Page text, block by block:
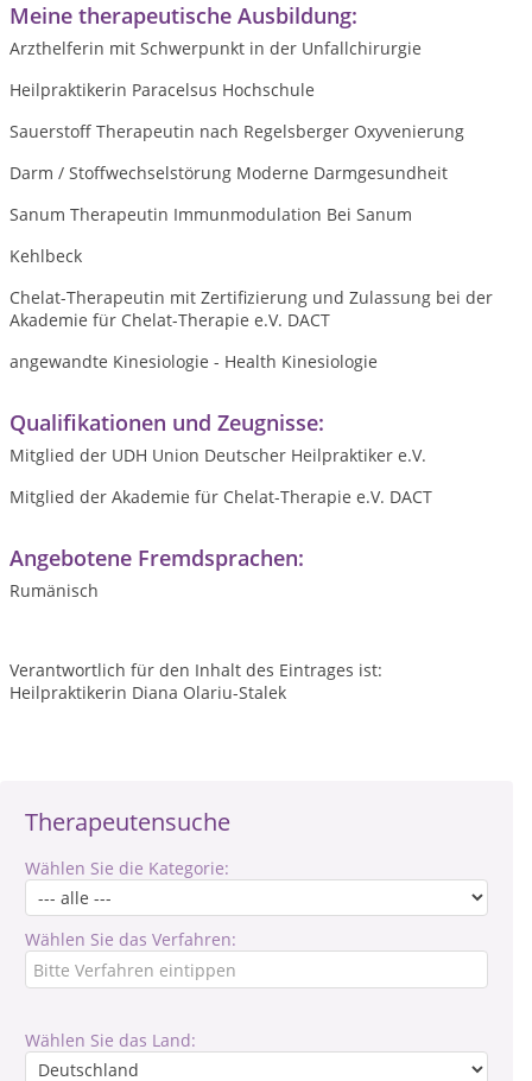
Therapeutensuche
Wählen Sie die Kategorie:
Wählen Sie das Verfahren:
Wählen Sie das Land:
Meine therapeutische Ausbildung:
Arzthelferin mit Schwerpunkt in der Unfallchirurgie
Heilpraktikerin Paracelsus Hochschule
Sauerstoff Therapeutin nach Regelsberger Oxyvenierung
Darm / Stoffwechselstörung Moderne Darmgesundheit
Sanum Therapeutin Immunmodulation Bei Sanum
Kehlbeck
Chelat-Therapeutin mit Zertifizierung und Zulassung bei der
Akademie für Chelat-Therapie e.V. DACT
angewandte Kinesiologie - Health Kinesiologie
Qualifikationen und Zeugnisse:
Mitglied der UDH Union Deutscher Heilpraktiker e.V.
Mitglied der Akademie für Chelat-Therapie e.V. DACT
Angebotene Fremdsprachen:
Rumänisch
Verantwortlich für den Inhalt des Eintrages ist:
Heilpraktikerin Diana Olariu-Stalek